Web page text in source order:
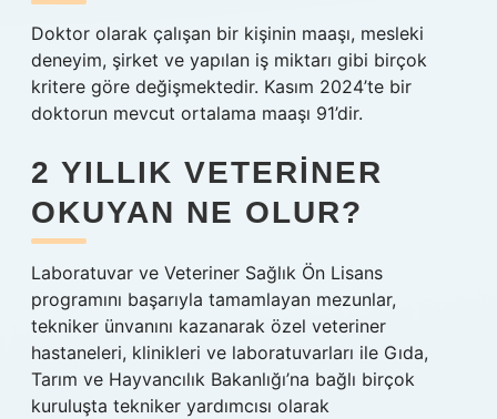
Doktor olarak çalışan bir kişinin maaşı, mesleki
deneyim, şirket ve yapılan iş miktarı gibi birçok
kritere göre değişmektedir. Kasım 2024’te bir
doktorun mevcut ortalama maaşı 91’dir.
2 YILLIK VETERINER
OKUYAN NE OLUR?
Laboratuvar ve Veteriner Sağlık Ön Lisans
programını başarıyla tamamlayan mezunlar,
tekniker ünvanını kazanarak özel veteriner
hastaneleri, klinikleri ve laboratuvarları ile Gıda,
Tarım ve Hayvancılık Bakanlığı’na bağlı birçok
kuruluşta tekniker yardımcısı olarak